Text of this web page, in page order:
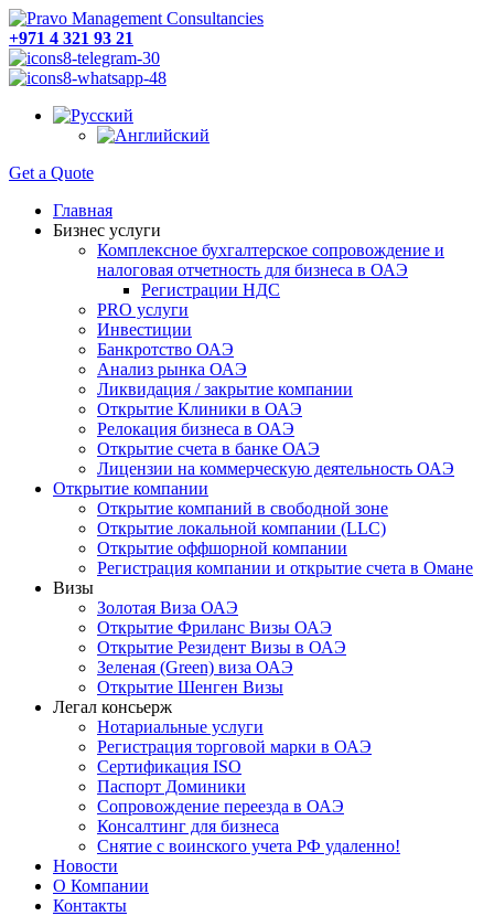
+971 4 321 93 21
Get a Quote
Главная
Бизнес услуги
Комплексное бухгалтерское сопровождение и
налоговая отчетность для бизнеса в ОАЭ
Регистрации НДС
PRO услуги
Инвестиции
Банкротство ОАЭ
Анализ рынка ОАЭ
Ликвидация / закрытие компании
Открытие Клиники в ОАЭ
Релокация бизнеса в ОАЭ
Открытие счета в банке ОАЭ
Лицензии на коммерческую деятельность ОАЭ
Открытие компании
Открытие компаний в свободной зоне
Открытие локальной компании (LLC)
Открытие оффшорной компании
Регистрация компании и открытие счета в Омане
Визы
Золотая Виза ОАЭ
Открытие Фриланс Визы ОАЭ
Открытие Резидент Визы в ОАЭ
Зеленая (Green) виза ОАЭ
Открытие Шенген Визы
Легал консьерж
Нотариальные услуги
Регистрация торговой марки в ОАЭ
Сертификация ISO
Паспорт Доминики
Сопровождение переезда в ОАЭ
Консалтинг для бизнеса
Снятие с воинского учета РФ удаленно!
Новости
О Компании
Контакты